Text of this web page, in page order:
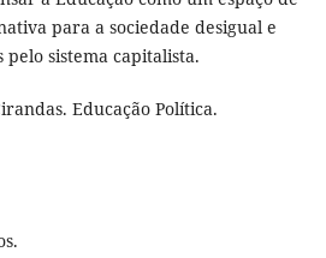
para a sociedade desigual e
sistema capitalista.
Educação Política.